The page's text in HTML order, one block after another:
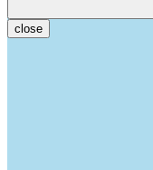
close